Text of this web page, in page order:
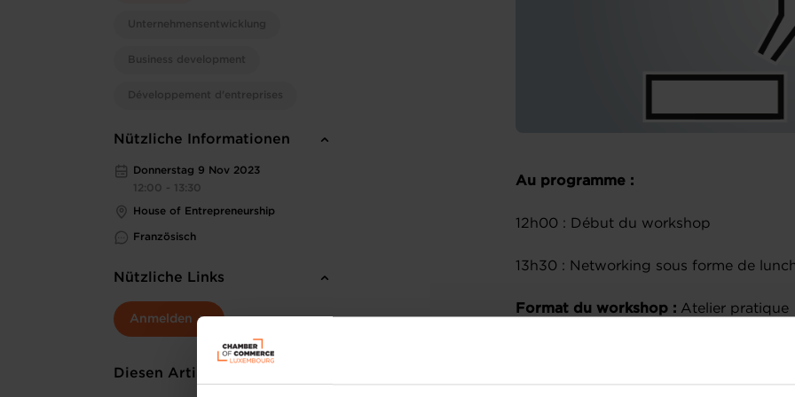
Unternehmensentwicklung
Business development
Développement d'entreprises
Nützliche Informationen
Donnerstag 9 Nov 2023
12:00 - 13:30
House of Entrepreneurship
Französisch
Nützliche Links
Anmelden
Diesen Artikel teilen
Au programme :
12h00 : Début du workshop
13h30 : Networking sous forme de
Format du workshop : Atelier pratique